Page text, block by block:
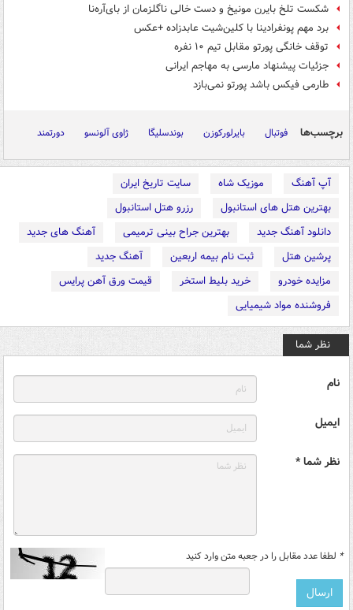
شکست تلخ بایرن مونیخ و دست خالی ناگلزمان از بای‌آره‌نا
برد مهم پونفرادینا با کلین‌شیت عابدزاده +عکس
توقف خانگی پورتو مقابل تیم ۱۰ نفره
جزئیات پیشنهاد مارسی به مهاجم ایرانی
طارمی فیکس باشد پورتو نمی‌بازد
برچسب‌ها فوتبال بایرلورکوزن بوندسلیگا ژاوی آلونسو دورتمند
آپ آهنگ موزیک شاه
سایت تاریخ ایران
بهترین هتل های استانبول
رزرو هتل استانبول
دانلود آهنگ جدید
بهترین جراح بینی ترمیمی
آهنگ های جدید
پرشین هتل
ثبت نام بیمه اربعین
آهنگ جدید
مزایده خودرو
خرید بلیط استخر
قیمت ورق آهن پرایس
فروشنده مواد شیمیایی
نظر شما
نام
ایمیل
نظر شما *
* لطفا عدد مقابل را در جعبه متن وارد کنید